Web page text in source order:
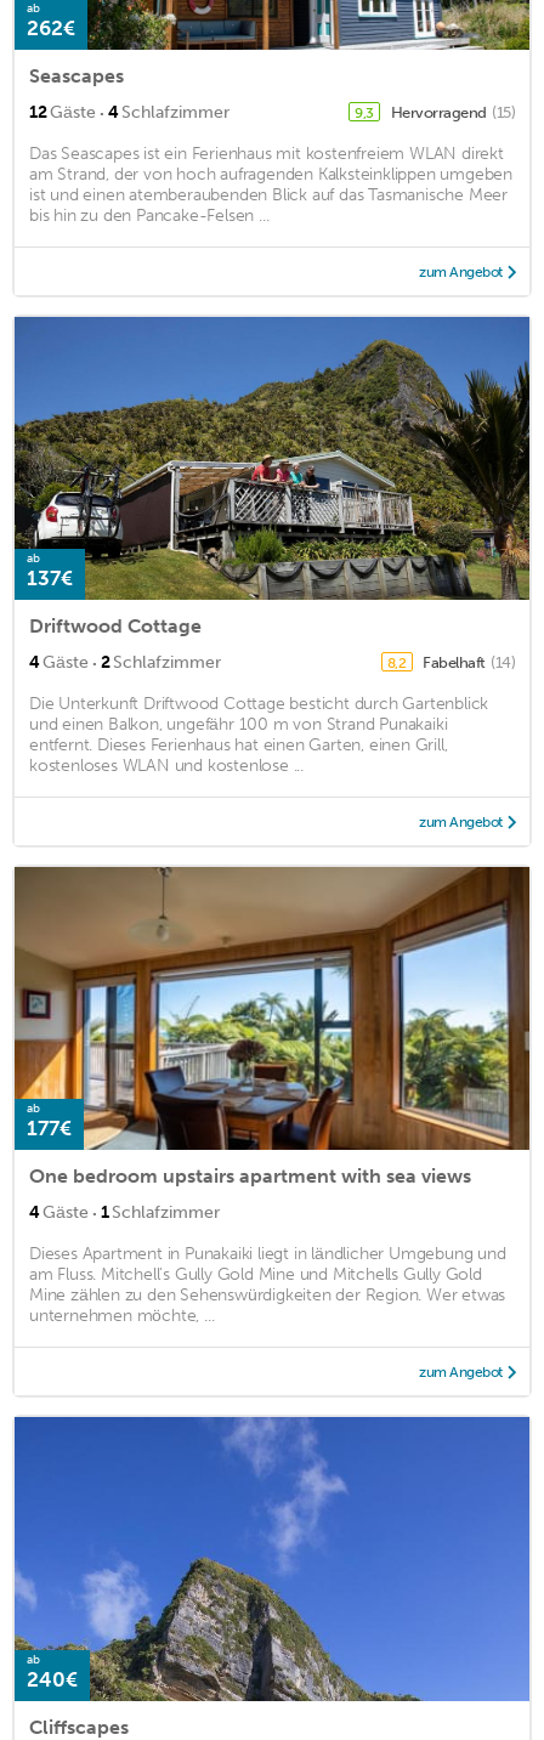
ab
262€
Seascapes
12Gäste · 4Schlafzimmer 9,3 Hervorragend (15)
Das Seascapes ist ein Ferienhaus mit kostenfreiem WLAN direkt
am Strand, der von hoch aufragenden Kalksteinklippen umgeben
ist und einen atemberaubenden Blick auf das Tasmanische Meer
bis hin zu den Pancake-Felsen ...
zum Angebot
ab
137€
Driftwood Cottage
4Gäste · 2Schlafzimmer 8,2 Fabelhaft (14)
Die Unterkunft Driftwood Cottage besticht durch Gartenblick
und einen Balkon, ungefähr 100 m von Strand Punakaiki
entfernt. Dieses Ferienhaus hat einen Garten, einen Grill,
kostenloses WLAN und kostenlose ...
zum Angebot
ab
177€
One bedroom upstairs apartment with sea views
4Gäste · 1Schlafzimmer
Dieses Apartment in Punakaiki liegt in ländlicher Umgebung und
am Fluss. Mitchell’s Gully Gold Mine und Mitchells Gully Gold
Mine zählen zu den Sehenswürdigkeiten der Region. Wer etwas
unternehmen möchte, ...
zum Angebot
ab
240€
Cliffscapes